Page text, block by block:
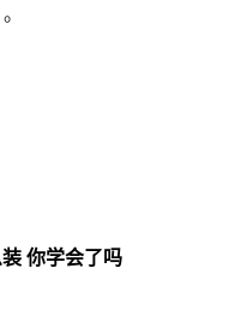
你学会了吗